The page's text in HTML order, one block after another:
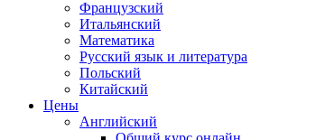
Французский
Итальянский
Математика
Русский язык и литература
Польский
Китайский
Цены
Английский